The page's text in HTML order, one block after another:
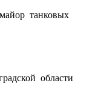
танковых
области